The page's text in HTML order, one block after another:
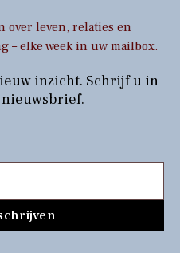
over leven, relaties en
– elke week in uw mailbox.
inzicht. Schrijf u in
nieuwsbrief.